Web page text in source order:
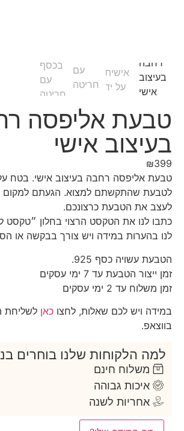
טבעת אליפסה
בעיצוב אישי
₪399
טבעת אליפסה רחבה בעיצוב אישי. בטח
לטבעת שהתקשתם למצוא. הגעתם למקום
לעצב את הטבעת כרצונכם.
כתבו לנו את הטקסט הרצוי בחלון ״טקסט
לנו בהערות במידה ויש צורך בבקשה או
הטבעת עשויה כסף 925.
זמן ייצור הטבעת עד 7 ימי עסקים
זמן משלוח עד 2 ימי עסקים
במידה ויש לכם שאלות, לחצו כאן לשליחת
בווצאפ.
למה הלקוחות שלנו בוחרים
משלוח חינם
איכות גבוהה
אחריות לשנה